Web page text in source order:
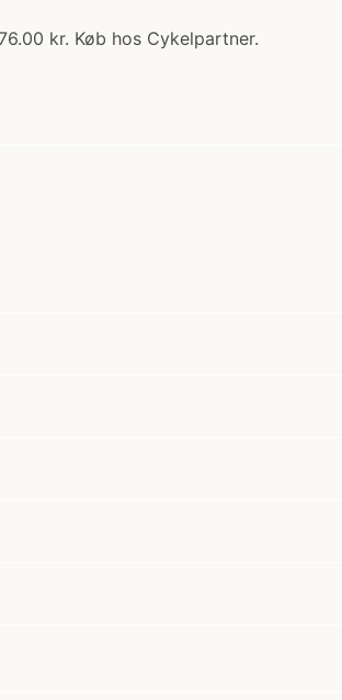
kr. Køb hos Cykelpartner.